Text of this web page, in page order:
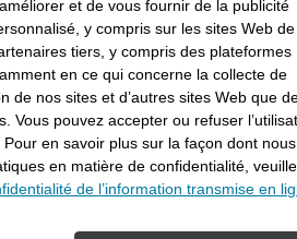
en
avec un
un conseiller en
vous aider à atteindre
d’une planification
personnalisées.
et de vous fournir de la publicité
y compris sur les sites Web de
tiers, y compris des plateformes
en ce qui concerne la collecte de
de nos sites et d’autres sites Web que
Vous pouvez accepter ou refuser
en savoir plus sur la façon dont nous
en matière de confidentialité,
de l’information transmise en